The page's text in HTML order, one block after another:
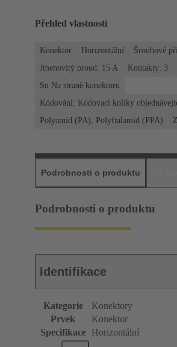
Přehled vlastností
Konektor Horizontální
Šroubové
Jmenovitý proud: ‌15 A
Kontakty: 3
Sn Na straně konektoru
Kódování: Kódovací kolíky
Polyamid (PA), Polyftalamid (PPA)
Podrobnosti o produktu
Podrobnosti o produktu
Identifikace
Kategorie
Konektory
Prvek
Konektor
Specifikace
Horizontální